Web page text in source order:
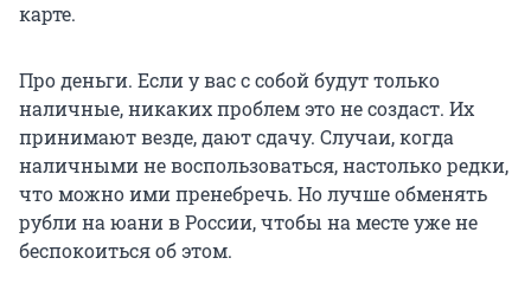
карте.
Про деньги. Если у вас с собой будут только
наличные, никаких проблем это не создаст. Их
принимают везде, дают сдачу. Случаи, когда
наличными не воспользоваться, настолько редки,
что можно ими пренебречь. Но лучше обменять
рубли на юани в России, чтобы на месте уже не
беспокоиться об этом.